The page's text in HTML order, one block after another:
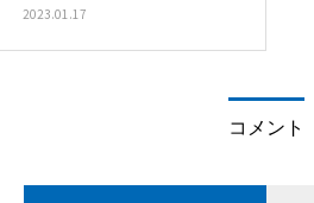
2023.01.17
コメント